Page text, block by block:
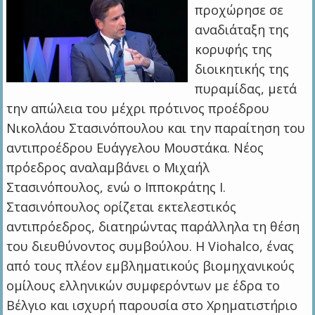
προχώρησε σε
αναδιάταξη της
κορυφής της
διοικητικής της
πυραμίδας, μετά
την απώλεια του μέχρι πρότινος προέδρου
Νικολάου Στασινόπουλου και την παραίτηση του
αντιπροέδρου Ευάγγελου Μουστάκα. Νέος
πρόεδρος αναλαμβάνει ο Μιχαήλ
Στασινόπουλος, ενώ ο Ιπποκράτης Ι.
Στασινόπουλος ορίζεται εκτελεστικός
αντιπρόεδρος, διατηρώντας παράλληλα τη θέση
του διευθύνοντος συμβούλου. Η Viohalco, ένας
από τους πλέον εμβληματικούς βιομηχανικούς
ομίλους ελληνικών συμφερόντων με έδρα το
Βέλγιο και ισχυρή παρουσία στο Χρηματιστήριο